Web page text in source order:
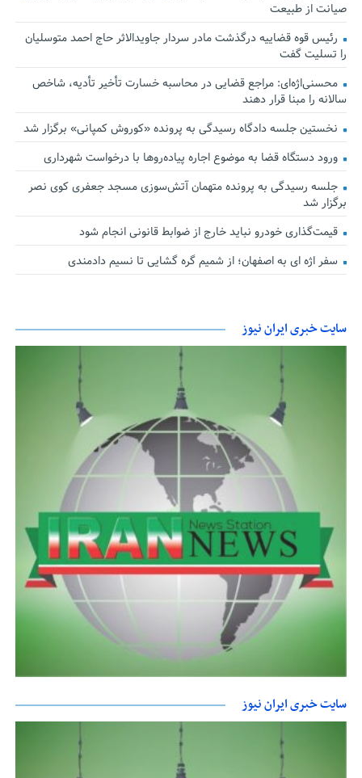
صیانت از طبیعت
رئیس قوه قضاییه درگذشت مادر سردار جاویدالاثر حاج احمد متوسلیان
را تسلیت گفت
محسنی‌اژه‌ای: مراجع قضایی در محاسبه خسارت تأخیر تأدیه، شاخص
سالانه را مبنا قرار دهند
نخستین جلسه دادگاه رسیدگی به پرونده «کوروش کمپانی» برگزار شد
ورود دستگاه قضا به موضوع اجاره پیاده‌روها با درخواست شهرداری
جلسه رسیدگی به پرونده متهمان آتش‌سوزی مسجد جعفری کوی نصر
برگزار شد
قیمت‌گذاری خودرو نباید خارج از ضوابط قانونی انجام شود
سفر اژه ای به اصفهان؛ از شمیم گره گشایی تا نسیم دادمندی
سایت خبری ایران نیوز
سایت خبری ایران نیوز